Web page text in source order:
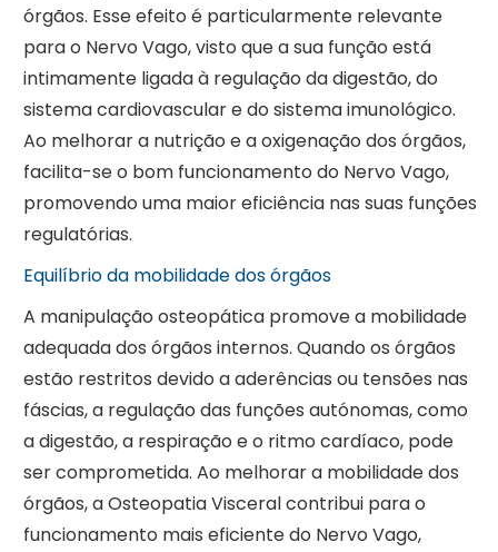
órgãos. Esse efeito é particularmente relevante
para o Nervo Vago, visto que a sua função está
intimamente ligada à regulação da digestão, do
sistema cardiovascular e do sistema imunológico.
Ao melhorar a nutrição e a oxigenação dos órgãos,
facilita-se o bom funcionamento do Nervo Vago,
promovendo uma maior eficiência nas suas funções
regulatórias.
Equilíbrio da mobilidade dos órgãos
A manipulação osteopática promove a mobilidade
adequada dos órgãos internos. Quando os órgãos
estão restritos devido a aderências ou tensões nas
fáscias, a regulação das funções autónomas, como
a digestão, a respiração e o ritmo cardíaco, pode
ser comprometida. Ao melhorar a mobilidade dos
órgãos, a Osteopatia Visceral contribui para o
funcionamento mais eficiente do Nervo Vago,